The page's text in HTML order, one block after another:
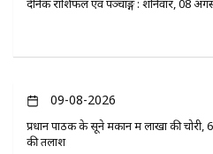
दैनिक राशिफल एवं पञ्चाङ्ग : शनिवार, 08
09-08-2026
प्रधान पाठक के सूने मकान में लाखों की चोरी,
की तलाश